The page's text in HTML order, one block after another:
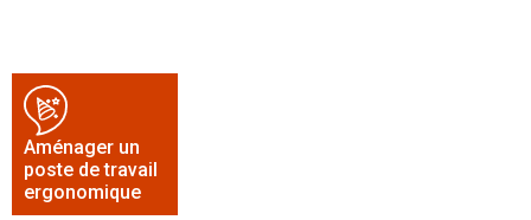
Aménager un
poste de travail
ergonomique